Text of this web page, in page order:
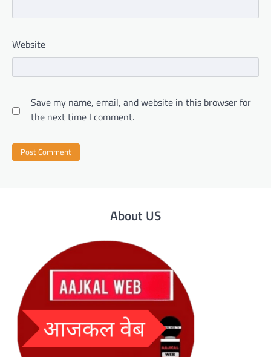
Website
Save my name, email, and website in this browser for
the next time I comment.
About US